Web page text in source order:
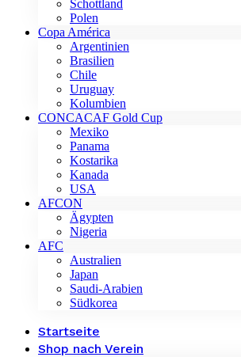
Schottland
Polen
Copa América
Argentinien
Brasilien
Chile
Uruguay
Kolumbien
CONCACAF Gold Cup
Mexiko
Panama
Kostarika
Kanada
USA
AFCON
Ägypten
Nigeria
AFC
Australien
Japan
Saudi-Arabien
Südkorea
Startseite
Shop nach Verein